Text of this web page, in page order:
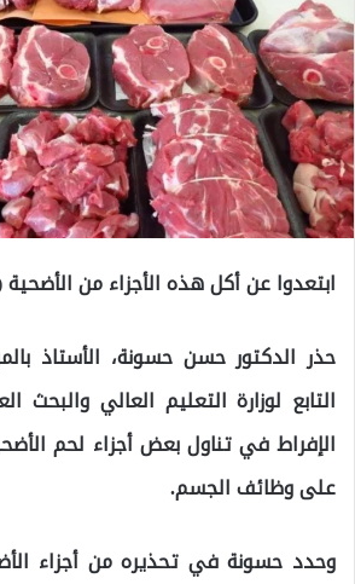
ابتعدوا عن أكل هذه الأجزاء من
حذر الدكتور حسن حسونة، الأستاذ
التابع لوزارة التعليم العالي
الإفراط في تناول بعض أجزاء لحم
على وظائف الجسم.
وحدد حسونة في تحذيره من أجزاء